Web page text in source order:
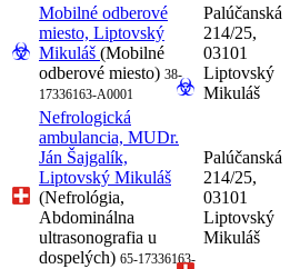
Mobilné odberové
miesto, Liptovský
Mikuláš (Mobilné
odberové miesto) 38-
17336163-A0001
Palúčanská
214/25,
03101
Liptovský
Mikuláš
Nefrologická
ambulancia, MUDr.
Ján Šajgalík,
Liptovský Mikuláš
(Nefrológia,
Abdominálna
ultrasonografia u
dospelých) 65-17336163-
Palúčanská
214/25,
03101
Liptovský
Mikuláš